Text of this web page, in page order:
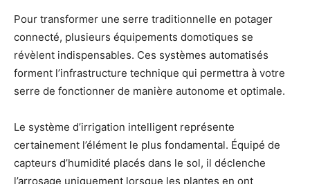
Pour transformer une serre traditionnelle en potager
connecté, plusieurs équipements domotiques se
révèlent indispensables. Ces systèmes automatisés
forment l’infrastructure technique qui permettra à votre
serre de fonctionner de manière autonome et optimale.
Le système d’irrigation intelligent représente
certainement l’élément le plus fondamental. Équipé de
capteurs d’humidité placés dans le sol, il déclenche
l’arrosage uniquement lorsque les plantes en ont